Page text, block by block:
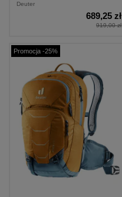
Deuter
689,25 zł
919,00 zł
Promocja -25%